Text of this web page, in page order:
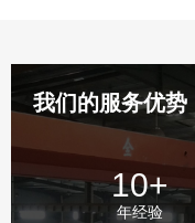
我们的服务优势
10+
年经验